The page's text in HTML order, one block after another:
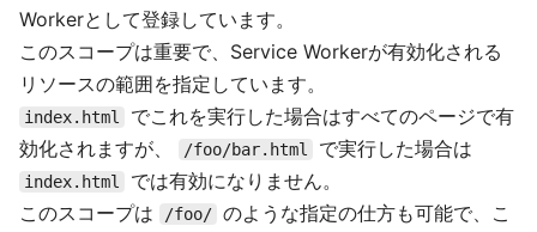
Workerとして登録しています。
このスコープは重要で、Service Workerが有効化される
リソースの範囲を指定しています。
index.html
でこれを実行した場合はすべてのページで有
効化されますが、
/foo/bar.html で実行した場合は
index.html
では有効になりません。
このスコープは
/foo/ のような指定の仕方も可能で、こ